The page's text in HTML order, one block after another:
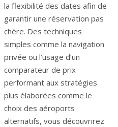
la flexibilité des dates afin de
garantir une réservation pas
chère. Des techniques
simples comme la navigation
privée ou l’usage d’un
comparateur de prix
performant aux stratégies
plus élaborées comme le
choix des aéroports
alternatifs, vous découvrirez